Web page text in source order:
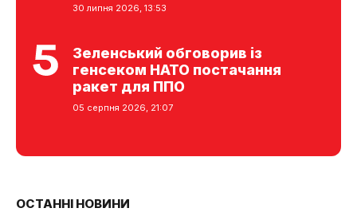
30 липня 2026, 13:53
Зеленський обговорив із
генсеком НАТО постачання
ракет для ППО
05 серпня 2026, 21:07
ОСТАННІ НОВИНИ